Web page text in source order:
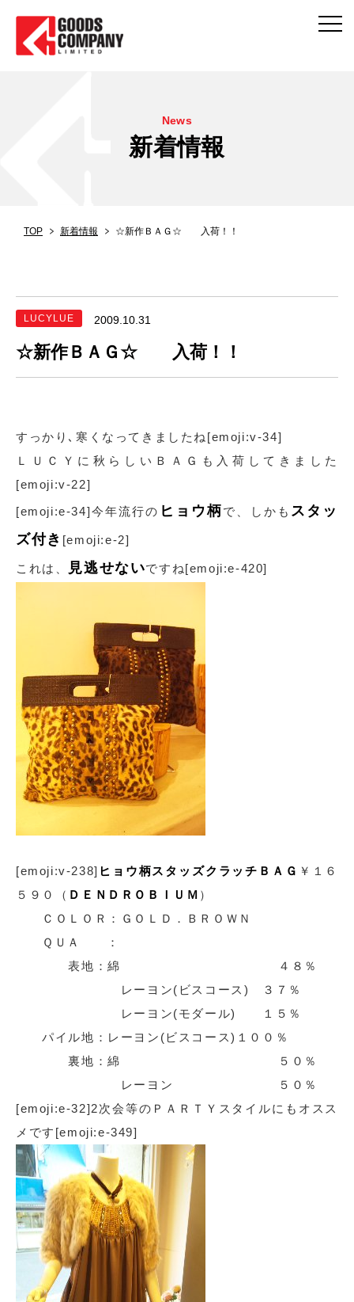
News
新着情報
TOP 新着情報 ☆新作ＢＡＧ☆ 入荷！！
LUCYLUE 2009.10.31
☆新作ＢＡＧ☆ 入荷！！
すっかり､寒くなってきましたね[emoji:v-34]
ＬＵＣＹに秋らしいＢＡＧも入荷してきました
[emoji:v-22]
[emoji:e-34]今年流行の ヒョウ柄で、しかも スタッ
ズ付き [emoji:e-2]
これは、 見逃せないですね[emoji:e-420]
[emoji:v-238] ヒョウ柄スタッズクラッチＢＡＧ ￥１６
５９０（ ＤＥＮＤＲＯＢＩＵＭ ）
ＣＯＬＯＲ：ＧＯＬＤ．ＢＲＯＷＮ
ＱＵＡ ：
表地：綿 ４８％
レーヨン(ビスコース) ３７％
レーヨン(モダール) １５％
パイル地：レーヨン(ビスコース)１００％
裏地：綿 ５０％
レーヨン ５０％
[emoji:e-32]2次会等のＰＡＲＴＹスタイルにもオスス
メです[emoji:e-349]